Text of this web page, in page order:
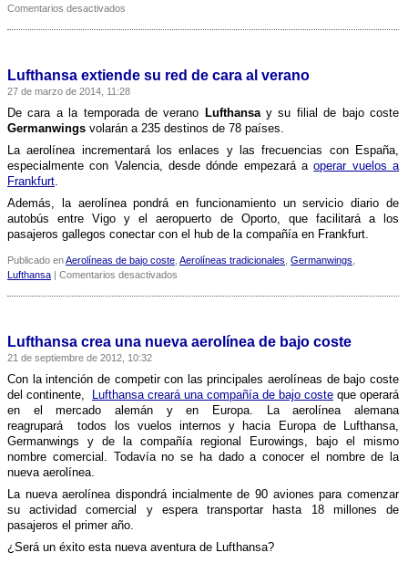
Comentarios desactivados
por
una
huelga
de
Lufthansa extiende su red de cara al verano
27 de marzo de 2014, 11:28
De cara a la temporada de verano Lufthansay su filial de bajo coste
Germanwings volarán a 235 destinos de 78 paí­ses.
La aerolí­nea incrementará los enlaces y las frecuencias con España,
especialmente con Valencia, desde dónde empezará aoperar vuelos a
Frankfurt.
Además, la aerolí­nea pondrá en funcionamiento un servicio diario de
autobús entre Vigo y el aeropuerto de Oporto, que facilitará a los
pasajeros gallegos conectar con el hub de la compañí­a en Frankfurt.
Publicado enAerolíneas de bajo coste Aerolíneas tradicionales Germanwings
Lufthansa | Comentarios desactivados
de
al
verano
Lufthansa crea una nueva aerolí­nea de bajo coste
21 de septiembre de 2012, 10:32
Con la intención de competir con las principales aerolí­neas de bajo coste
del continente,
Lufthansa creará una compañí­a de bajo coste que operará
en el mercado alemán y en Europa. La aerolí­nea alemana
reagrupará todos los vuelos internos y hacia Europa de Lufthansa,
Germanwings y de la compañí­a regional Eurowings, bajo el mismo
nombre comercial. Todaví­a no se ha dado a conocer el nombre de la
nueva aerolí­nea.
La nueva aerolí­nea dispondrá incialmente de 90 aviones para comenzar
su actividad comercial y espera transportar hasta 18 millones de
pasajeros el primer año.
¿Será un éxito esta nueva aventura de Lufthansa?